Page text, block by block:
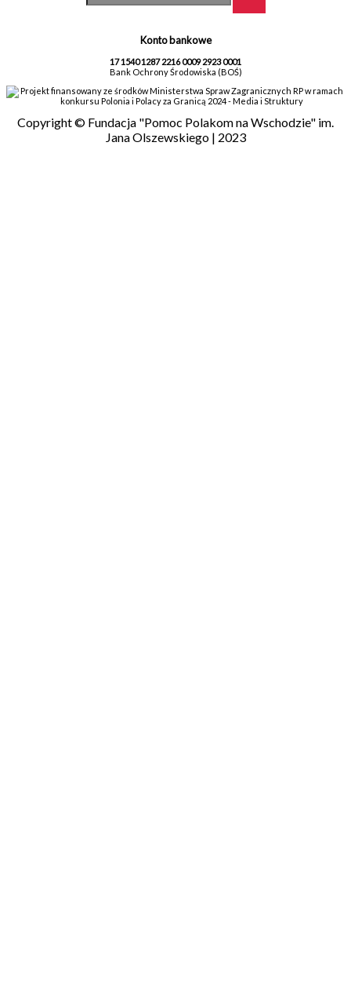
Konto bankowe
17 1540 1287 2216 0009 2923 0001
Bank Ochrony Środowiska (BOŚ)
Projekt finansowany ze środków Ministerstwa Spraw Zagranicznych RP w ramach
konkursu Polonia i Polacy za Granicą 2024 - Media i Struktury
Copyright © Fundacja "Pomoc Polakom na Wschodzie" im.
Jana Olszewskiego | 2023